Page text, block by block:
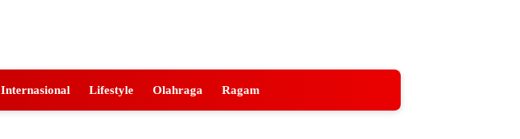
Internasional Lifestyle Olahraga Ragam